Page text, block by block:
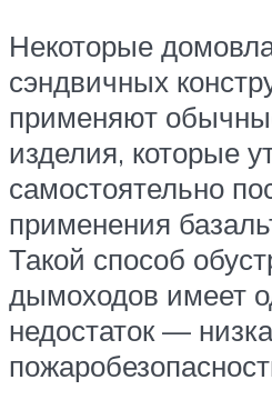
Некоторые
сэндвичных
применяют
изделия, которые
самостоятельно
применения
Такой способ
дымоходов имеет
недостаток — низка